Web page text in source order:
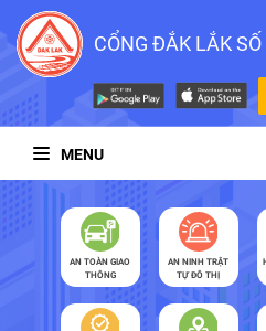
CỔNG ĐẮK LẮK SỐ
MENU
AN TOÀN GIAO
THÔNG
AN NINH TRẬT
TỰ ĐÔ THỊ